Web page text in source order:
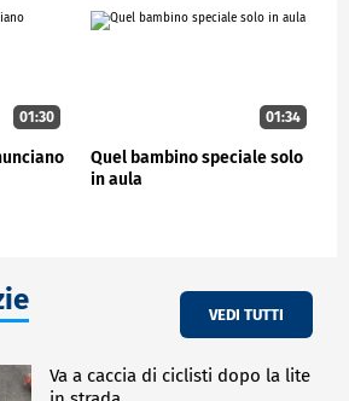
01:30 01:34
Quel bambino speciale solo
in aula
VEDI TUTTI
Va a caccia di ciclisti dopo la lite